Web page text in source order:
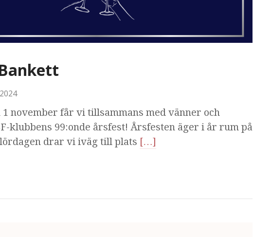
1 november får vi tillsammans med vänner och
klubbens 99:onde årsfest! Årsfesten äger i år rum på
drar vi iväg till plats […]